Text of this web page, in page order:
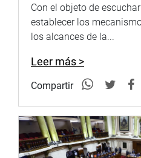
sí, subrayó, nuestro trabajo y
mayores vigilando y
y otras normas
EQUILIBRIO Y
En cuanto al dictamen de la
garantiza que los gastos del
financiados y evita
todos los peruanos.
Con el objeto de
establecer los
los alcances de la...
Leer más >
Compartir